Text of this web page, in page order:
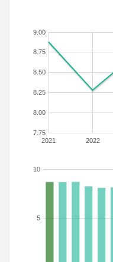
2021 2022
7.75
8.00
8.25
8.50
8.75
9.00
5
10